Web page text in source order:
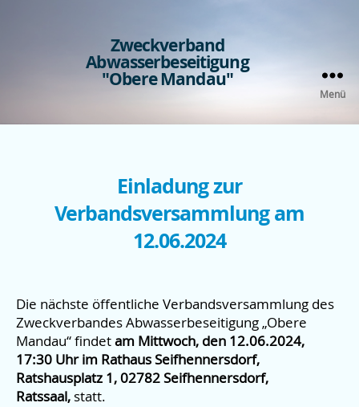
Zweckverband
Abwasserbeseitigung
"Obere Mandau"
Menü
Kategorien
Einladung zur
Verbandsversammlung am
12.06.2024
Die nächste öffentliche Verbandsversammlung des
Zweckverbandes Abwasserbeseitigung „Obere
Mandau“ findetam Mittwoch, den 12.06.2024,
17:30 Uhr im Rathaus Seifhennersdorf,
Ratshausplatz 1, 02782 Seifhennersdorf,
Ratssaal, statt.